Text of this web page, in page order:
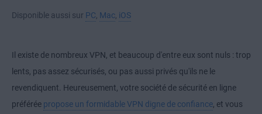
Disponible aussi sur PC, Mac, iOS
Il existe de nombreux VPN, et beaucoup d'entre eux sont nuls : trop
lents, pas assez sécurisés, ou pas aussi privés qu'ils ne le
revendiquent. Heureusement, votre société de sécurité en ligne
préférée propose un formidable VPN digne de confiance, et vous